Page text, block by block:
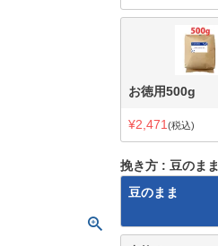
お徳用500g
¥2,471 税込
挽き方
豆のまま
豆のまま